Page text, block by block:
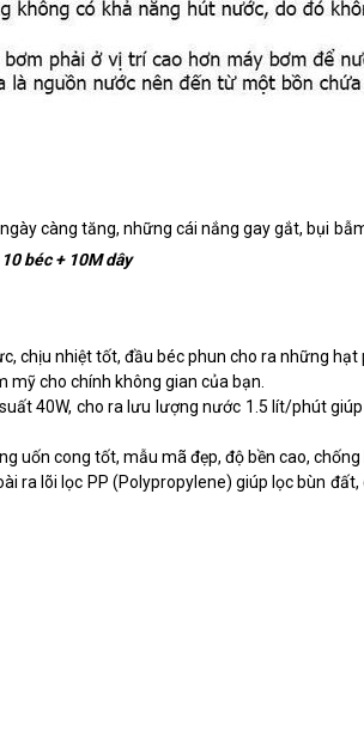
càng tăng, những cái nắng gay gắt, bụi
béc + 10M dây
chịu nhiệt tốt, đầu béc phun cho ra những hạt
cho chính không gian của bạn.
40W, cho ra lưu lượng nước 1.5 lít/phút
uốn cong tốt, mẫu mã đẹp, độ bền cao, chống
ra lõi lọc PP (Polypropylene) giúp lọc bùn